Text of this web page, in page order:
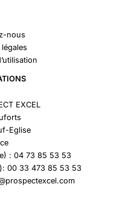
nous
EXCEL
Eglise
: 04 73 85 53 53
00 33 473 85 53 53